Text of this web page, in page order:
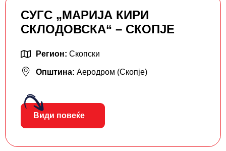
СУГС „МАРИЈА КИРИ
СКЛОДОВСКА“ – СКОПЈЕ
Регион: Скопски
Општина: Аеродром (Скопје)
Види повеќе